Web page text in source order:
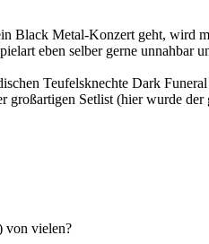
Black Metal-Konzert geht, wird
eben selber gerne unnahbar
Teufelsknechte Dark
großartigen Setlist (hier wurde
von vielen?